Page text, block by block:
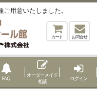
用意いたしました。
カート お問合せ
FAQ
オーダーメイド
相談
ログイン